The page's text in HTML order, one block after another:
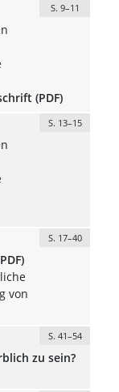
S. 9–11
(PDF)
S. 13–15
S. 17–40
von
S. 41–54
zu sein?